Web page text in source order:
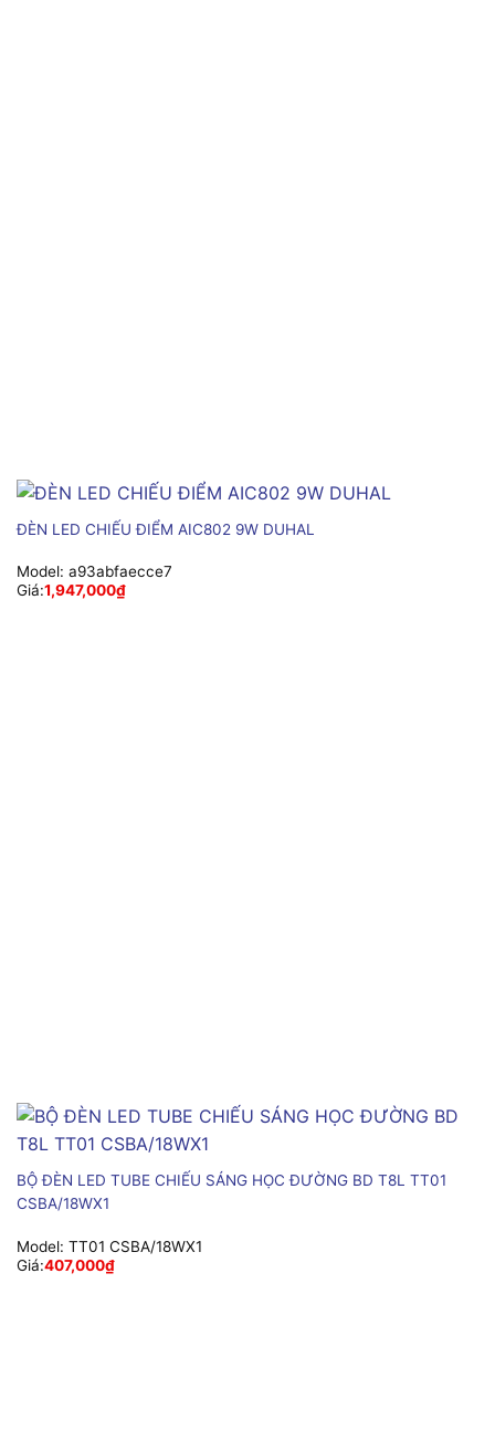
ĐÈN LED CHIẾU ĐIỂM AIC802 9W DUHAL
Model: a93abfaecce7
Giá:1,947,000₫
BỘ ĐÈN LED TUBE CHIẾU SÁNG HỌC ĐƯỜNG BD T8L TT01
CSBA/18WX1
Model: TT01 CSBA/18WX1
Giá:407,000₫